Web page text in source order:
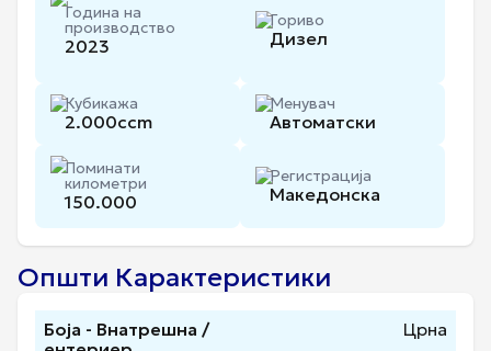
Година на
производство
2023
Гориво
Дизел
Кубикажа
2.000ccm
Менувач
Автоматски
Поминати
километри
150.000
Регистрација
Македонска
Општи Карактеристики
Боја - Внатрешна /
Црна